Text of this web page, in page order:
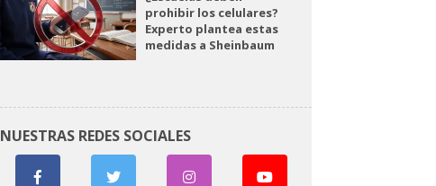
prohibir los celulares?
Experto plantea estas
medidas a Sheinbaum
NUESTRAS REDES SOCIALES